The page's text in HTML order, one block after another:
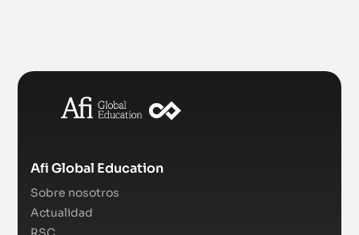
Afi Global Education
Sobre nosotros
Actualidad